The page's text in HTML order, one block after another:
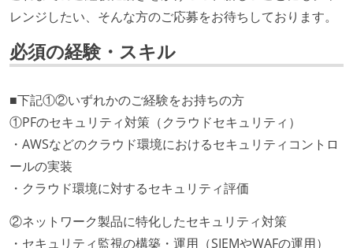
レンジしたい、そんな方のご応募をお待ちしております。
必須の経験・スキル
■下記①②いずれかのご経験をお持ちの方
①PFのセキュリティ対策（クラウドセキュリティ）
・AWSなどのクラウド環境におけるセキュリティコントロ
ールの実装
・クラウド環境に対するセキュリティ評価
②ネットワーク製品に特化したセキュリティ対策
・セキュリティ監視の構築・運用（SIEMやWAFの運用）